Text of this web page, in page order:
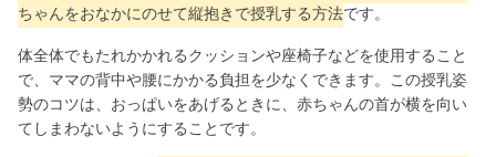
ちゃんをおなかにのせて縦抱きで授乳する方法です。
体全体でもたれかかれるクッションや座椅子などを使用すること
で、ママの背中や腰にかかる負担を少なくできます。この授乳姿
勢のコツは、おっぱいをあげるときに、赤ちゃんの首が横を向い
てしまわないようにすることです。